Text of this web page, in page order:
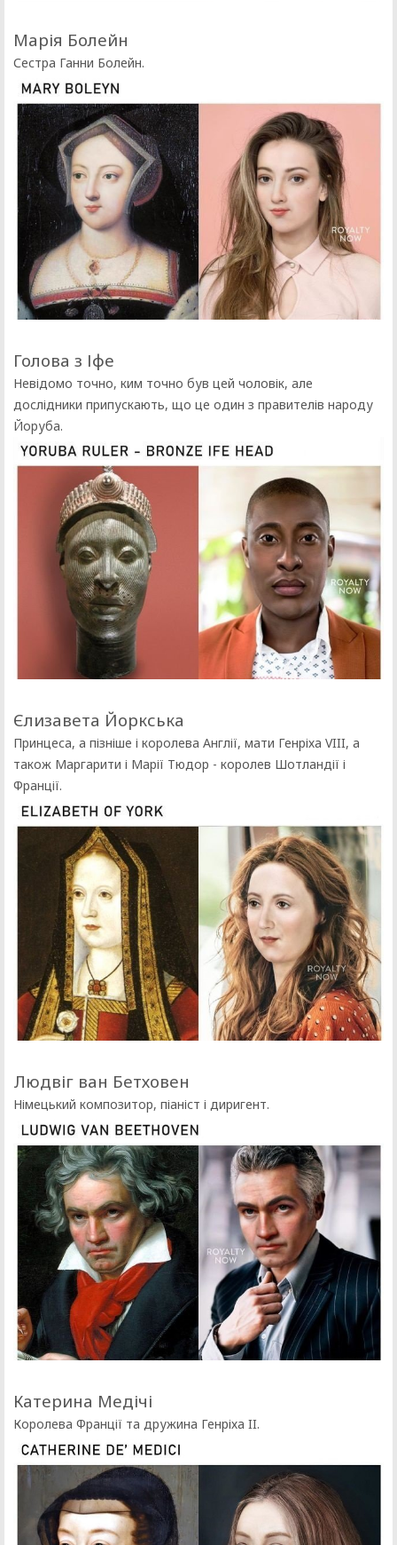
Марія Болейн
Сестра Ганни Болейн.
Голова з Іфе
Невідомо точно, ким точно був цей чоловік, але
дослідники припускають, що це один з правителів народу
Йоруба.
Єлизавета Йоркська
Принцеса, а пізніше і королева Англії, мати Генріха VIII, а
також Маргарити і Марії Тюдор - королев Шотландії і
Франції.
Людвіг ван Бетховен
Німецький композитор, піаніст і диригент.
Катерина Медічі
Королева Франції та дружина Генріха II.